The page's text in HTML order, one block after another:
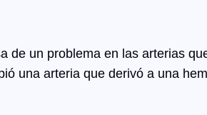
de un problema en las arterias
una arteria que derivó a una